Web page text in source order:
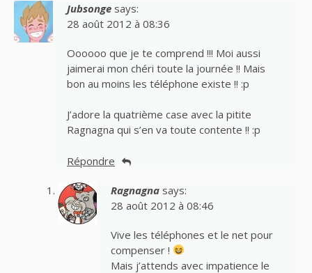
Jubsonge says:
28 août 2012 à 08:36
Oooooo que je te comprend !!! Moi aussi
jaimerai mon chéri toute la journée !! Mais
bon au moins les téléphone existe !! :p
J’adore la quatrième case avec la pitite
Ragnagna qui s’en va toute contente !! :p
Répondre
Ragnagna says:
28 août 2012 à 08:46
Vive les téléphones et le net pour
compenser !
Mais j’attends avec impatience le